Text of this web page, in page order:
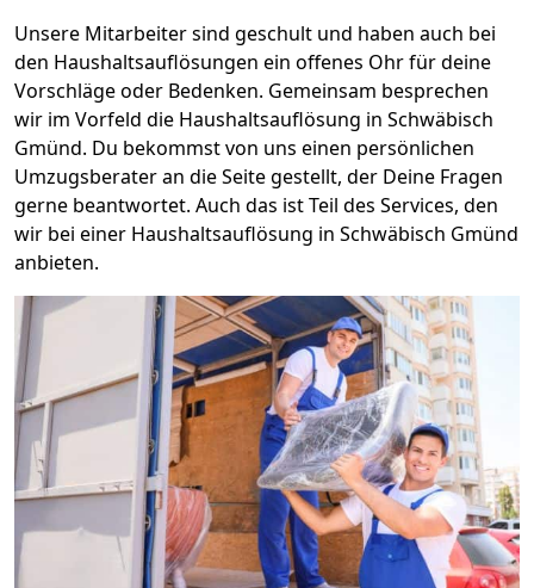
Unsere Mitarbeiter sind geschult und haben auch bei
den Haushaltsauflösungen ein offenes Ohr für deine
Vorschläge oder Bedenken. Gemeinsam besprechen
wir im Vorfeld die Haushaltsauflösung in Schwäbisch
Gmünd. Du bekommst von uns einen persönlichen
Umzugsberater an die Seite gestellt, der Deine Fragen
gerne beantwortet. Auch das ist Teil des Services, den
wir bei einer Haushaltsauflösung in Schwäbisch Gmünd
anbieten.